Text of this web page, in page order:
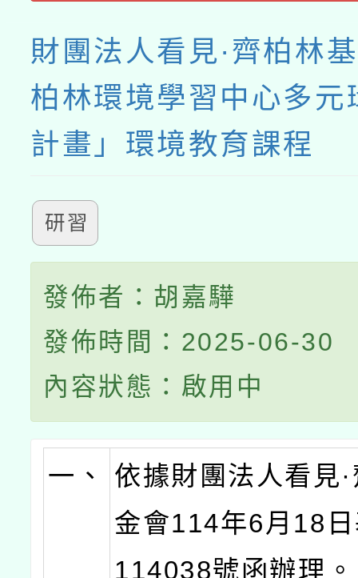
財團法人看見·齊柏林
柏林環境學習中心多元
計畫」環境教育課程
研習
發佈者：胡嘉驊
發佈時間：2025-06-30
內容狀態：啟用中
一、
依據財團法人看見
金會114年6月18
114038號函辦理。